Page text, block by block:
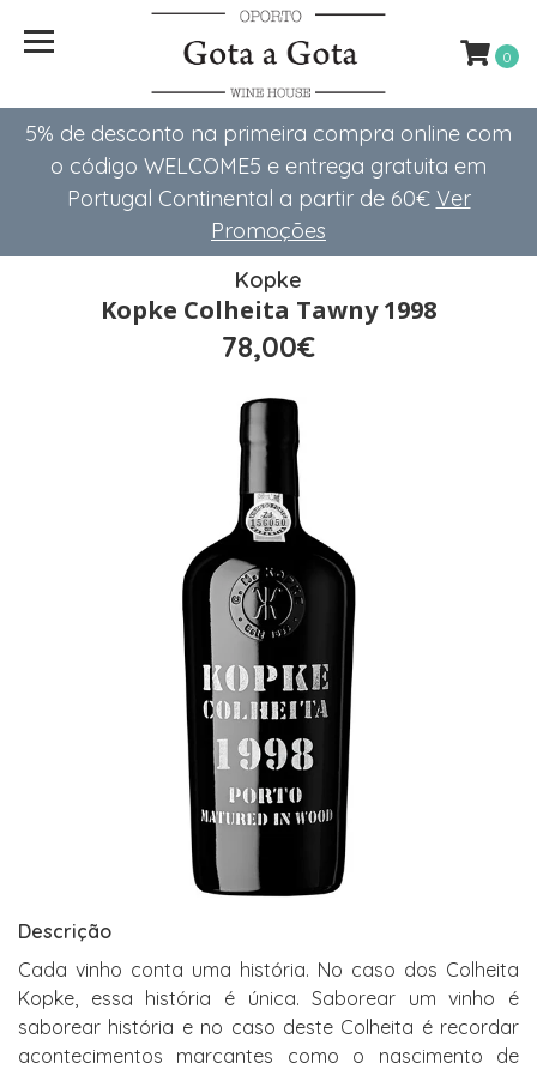
5% de desconto na primeira compra online com
o código WELCOME5 e entrega gratuita em
Portugal Continental a partir de 60€ Ver
Promoções
0
Kopke
Kopke Colheita Tawny 1998
78,00€
Descrição
Cada vinho conta uma história. No caso dos Colheita
Kopke, essa história é única. Saborear um vinho é
saborear história e no caso deste Colheita é recordar
acontecimentos marcantes como o nascimento de